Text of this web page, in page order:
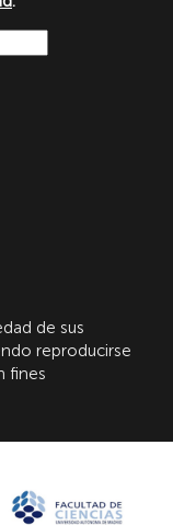
de sus
reproducirse
fines